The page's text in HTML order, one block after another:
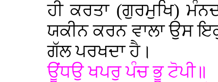
ਹੀ ਕਰਤਾ (ਗੁਰਮੁਖਿ)
ਯਕੀਨ ਕਰਨ ਵਾਲਾ ਉਸ
ਗੱਲ ਪਰਖਦਾ ਹੈ।
ਊਂਧਉ ਖਪਰੁ ਪੰਚ ਭੂ ਟੋਪੀ॥